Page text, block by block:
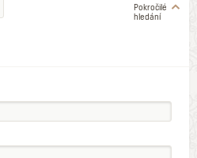
Pokročilé
hledání